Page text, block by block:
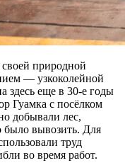
природной
— узкоколейной
здесь еще в 30-е годы
Гуамка с посёлком
добывали лес,
было вывозить. Для
труд
во время работ.